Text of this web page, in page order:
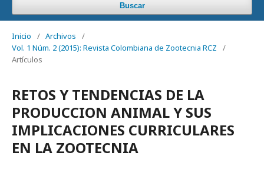
Buscar
Inicio / Archivos
/
Vol. 1 Núm. 2 (2015): Revista Colombiana de Zootecnia RCZ
/
Artículos
RETOS Y TENDENCIAS DE LA
PRODUCCION ANIMAL Y SUS
IMPLICACIONES CURRICULARES
EN LA ZOOTECNIA